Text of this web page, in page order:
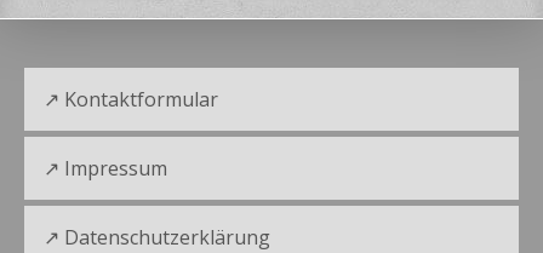
Kontaktformular
Impressum
Datenschutzerklärung